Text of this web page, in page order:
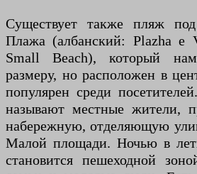
Существует также пляж
Плажа (албанский: Plazha e
Small Beach), который
размеру, но расположен в
популярен среди
называют местные жители,
набережную, отделяющую
Малой площади. Ночью в
становится пешеходной